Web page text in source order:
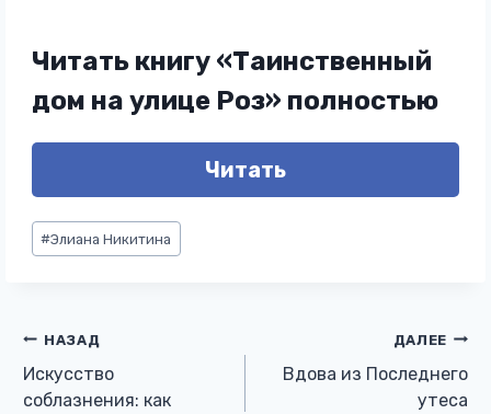
Читать книгу «Таинственный
дом на улице Роз» полностью
Читать
Метки
записи:
#Элиана Никитина
Навигация
по
НАЗАД
Искусство
соблазнения: как
ДАЛЕЕ
Вдова из Последнего
утеса